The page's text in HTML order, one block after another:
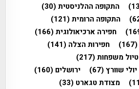
התקופה ההלניסטית(30)
התקופה הרומית(121)
חפירה ארכיאולוגית(166)
(167) חפירות הצלה (141)
טיול משפחות(217)
יולי שוורץ(67) ירושלים (160)
מצודת טגארט (33)